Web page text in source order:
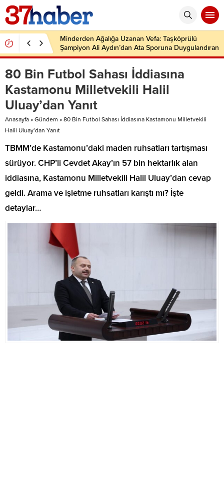
Minderden Ağalığa Uzanan Vefa: Taşköprülü
Şampiyon Ali Aydın’dan Ata Sporuna Duygulandıran
Dönüş
80 Bin Futbol Sahası İddiasına
Kastamonu Milletvekili Halil
Uluay’dan Yanıt
Anasayfa » Gündem » 80 Bin Futbol Sahası İddiasına Kastamonu Milletvekili
Halil Uluay’dan Yanıt
TBMM’de Kastamonu’daki maden ruhsatları tartışması
sürüyor. CHP’li Cevdet Akay’ın 57 bin hektarlık alan
iddiasına, Kastamonu Milletvekili Halil Uluay’dan cevap
geldi. Arama ve işletme ruhsatları karıştı mı? İşte
detaylar…